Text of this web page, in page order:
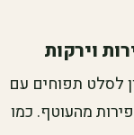
וירקות
לסלט תפוחים עם
מהעוטף. כמו